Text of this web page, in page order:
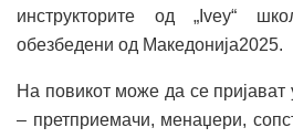
инструкторите од „Ivey“
обезбедени од Македонија2025.
На повикот може да се пријават
– претприемачи, менаџери,